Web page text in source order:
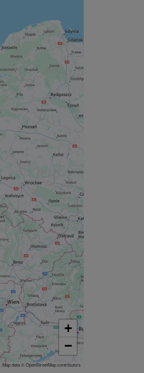
+
−
Map data © OpenStreetMap contributors